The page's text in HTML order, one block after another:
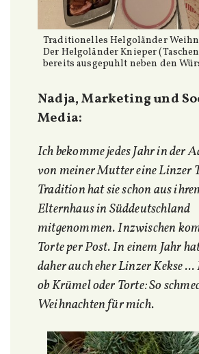
Traditionelles Helgoländer
Der Helgoländer Knieper
bereits ausgepuhlt neben den
Nadja, Marketing und
Media:
Ich bekomme jedes Jahr in der
von meiner Mutter eine Linzer
Tradition hat sie schon aus
Elternhaus in Süddeutschland
mitgenommen. Inzwischen
Torte per Post. In einem Jahr
daher auch eher Linzer Kekse ...
ob Krümel oder Torte: So
Weihnachten für mich.